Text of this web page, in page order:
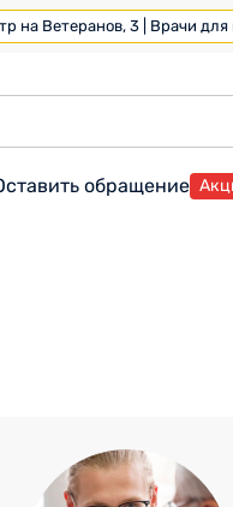
на Ветеранов, 3 | Врачи
обращение